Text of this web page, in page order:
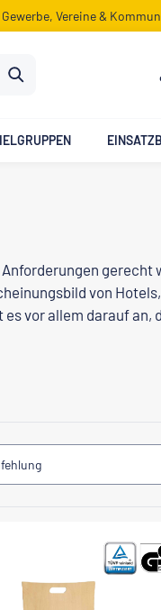
Vereine &
gerecht
von Hotels,
vor allem darauf an,